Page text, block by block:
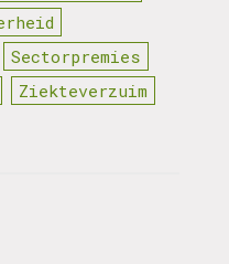
Sectorpremies
Ziekteverzuim